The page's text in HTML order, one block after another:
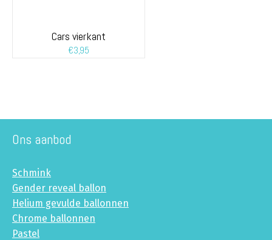
Cars vierkant
€3,95
Ons aanbod
Schmink
Gender reveal ballon
Helium gevulde ballonnen
Chrome ballonnen
Pastel